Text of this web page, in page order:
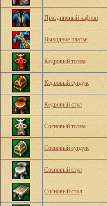
Праздничный кафтан
Выходное платье
Кедровый тотем
Кедровый сундук
Кедровый стул
Сосновый тотем
Сосновый сундук
Сосновый стул
Сосновый стол